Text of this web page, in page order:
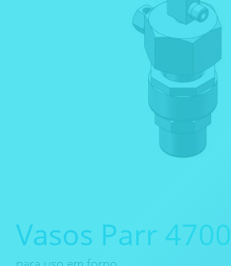
Vasos Parr 4700